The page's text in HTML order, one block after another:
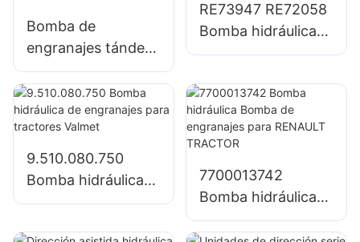
Bomba de
engranajes tándem
grande Bomba
hidráulica SJ21032
para tractor John
Deere
1204/1354/6110B
RE73947 RE72058
Bomba hidráulica
Bomba de
tractor John Deere
9.510.080.750
Bomba hidráulica
de engranajes para
7700013742
Bomba hidráulica
Bomba de